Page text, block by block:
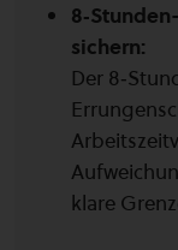
sichern:
Der
klare